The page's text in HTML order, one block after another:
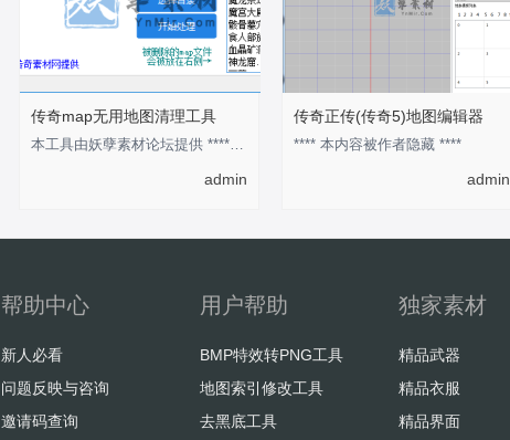
传奇map无用地图清理工具
本工具由妖孽素材论坛提供 **** 本内容被作者隐藏 ****
admin
传奇正传(传奇5)地图编辑器
**** 本内容被作者隐藏 ****
admin
帮助中心
新人必看
问题反映与咨询
邀请码查询
用户帮助
BMP特效转PNG工具
地图索引修改工具
去黑底工具
独家素材
精品武器
精品衣服
精品界面